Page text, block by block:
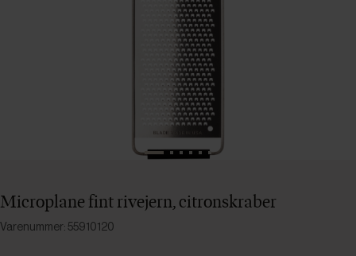
Microplane fint rivejern, citronskraber
Varenummer: 55910120